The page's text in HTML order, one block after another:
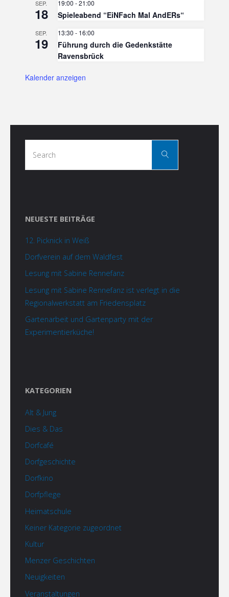
SEP.
18
19:00 -21:00
Spieleabend “EiNFach Mal AndERs“
SEP.
19
13:30 - 16:00
Führung durch die Gedenkstätte
Ravensbrück
Kalender anzeigen
Search
NEUESTE BEITRÄGE
12. Picknick in Weiß
Dorfverein auf dem Waldfest
Lesung mit Sabine Rennefanz
Lesung mit Sabine Rennefanz ist verlegt in die
Regionalwerkstatt am Friedensplatz
Gartenarbeit und Gartenparty mit der
Experimentierküche!
KATEGORIEN
Alt & Jung
Dies & Das
Dorfcafé
Dorfgeschichte
Dorfkino
Dorfpflege
Heimatschule
Keiner Kategorie zugeordnet
Kultur
Menzer Geschichten
Neuigkeiten
Veranstaltungen